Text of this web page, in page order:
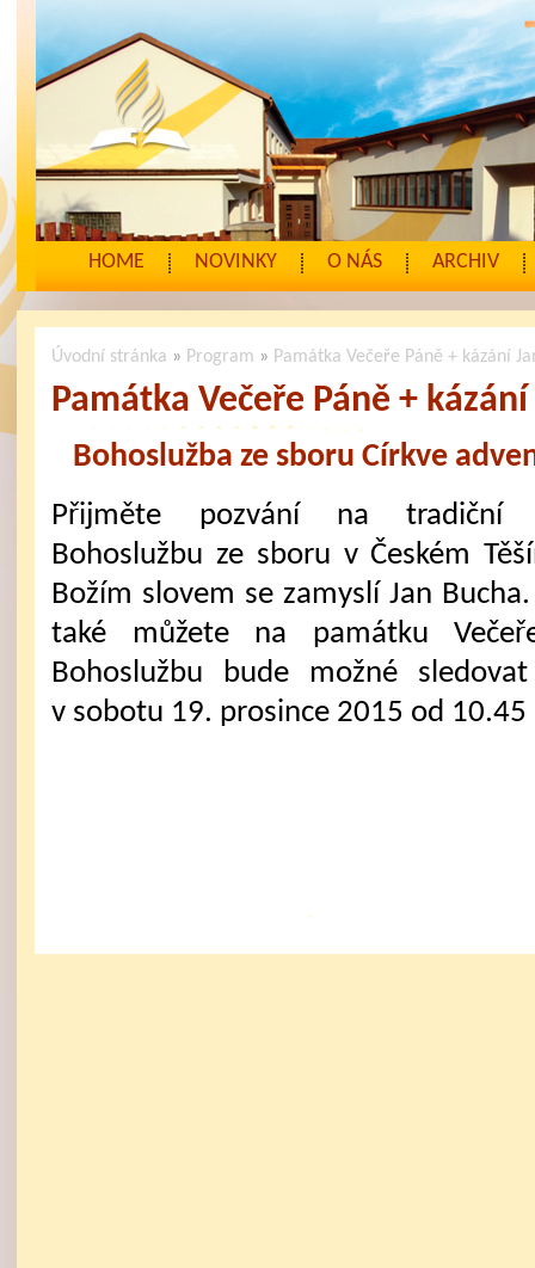
HOME NOVINKY O NÁS ARCHIV
Úvodní stránka » Program » Památka Večeře Páně + kázání
Památka Večeře Páně +
Bohoslužba ze sboru Církve
Přijměte pozvání na tradiční
Bohoslužbu ze sboru v Českém
Božím slovem se zamyslí Jan
také můžete na památku
Bohoslužbu bude možné
v sobotu 19. prosince 2015 od 10.45